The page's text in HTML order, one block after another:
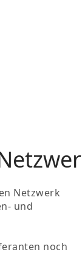
Netzwerk
und
noch